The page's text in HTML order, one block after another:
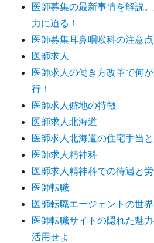
医師募集の最新事情を解説
力に迫る！
医師募集耳鼻咽喉科の注意
医師求人
医師求人の働き方改革で何
行！
医師求人僻地の特徴
医師求人北海道
医師求人北海道の住宅手当
医師求人精神科
医師求人精神科での待遇と
医師転職
医師転職エージェントの世界
医師転職サイトの隠れた魅
活用せよ